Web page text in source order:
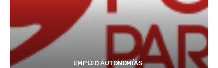
EMPLEO AUTONOMÍAS